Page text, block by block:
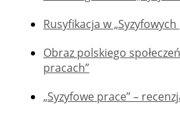
Rusyfikacja w
Obraz polskiego
pracach”
„Syzyfowe prace” –